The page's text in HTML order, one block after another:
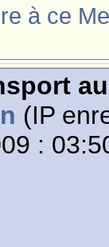
à ce
(IP
: